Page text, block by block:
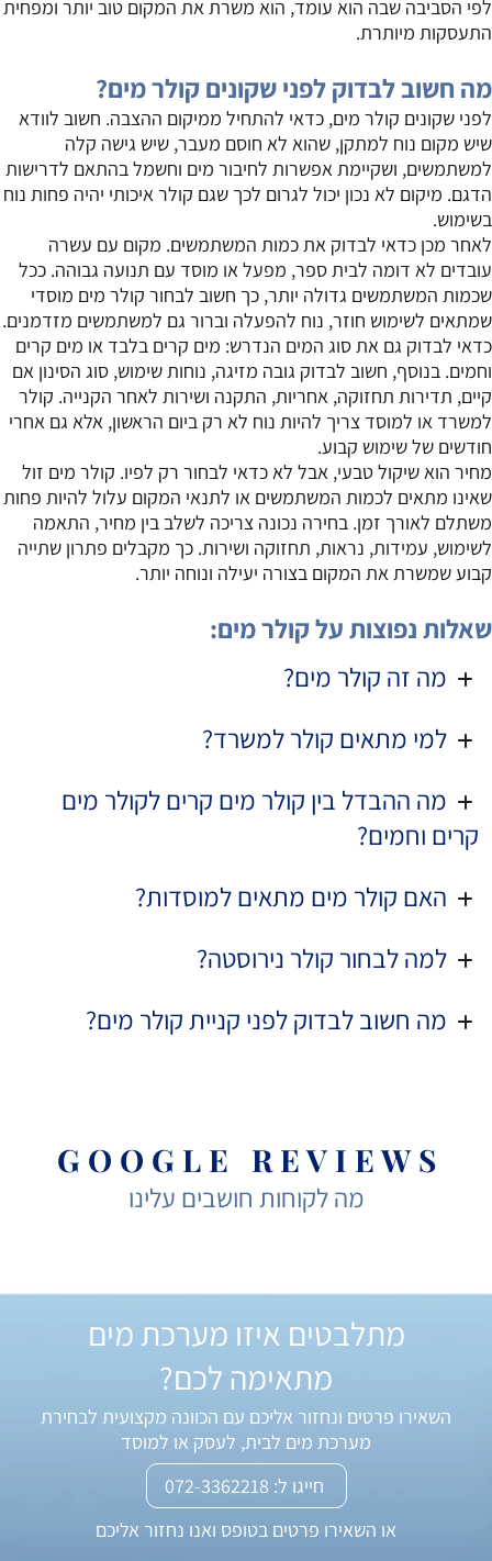
לפי הסביבה שבה הוא עומד, הוא משרת את המקום טוב יותר ומפחית
התעסקות מיותרת.
מה חשוב לבדוק לפני שקונים קולר מים?
לפני שקונים קולר מים, כדאי להתחיל ממיקום ההצבה. חשוב לוודא
שיש מקום נוח למתקן, שהוא לא חוסם מעבר, שיש גישה קלה
למשתמשים, ושקיימת אפשרות לחיבור מים וחשמל בהתאם לדרישות
הדגם. מיקום לא נכון יכול לגרום לכך שגם קולר איכותי יהיה פחות נוח
בשימוש.
לאחר מכן כדאי לבדוק את כמות המשתמשים. מקום עם עשרה
עובדים לא דומה לבית ספר, מפעל או מוסד עם תנועה גבוהה. ככל
שכמות המשתמשים גדולה יותר, כך חשוב לבחור קולר מים מוסדי
שמתאים לשימוש חוזר, נוח להפעלה וברור גם למשתמשים מזדמנים.
כדאי לבדוק גם את סוג המים הנדרש: מים קרים בלבד או מים קרים
וחמים. בנוסף, חשוב לבדוק גובה מזיגה, נוחות שימוש, סוג הסינון אם
קיים, תדירות תחזוקה, אחריות, התקנה ושירות לאחר הקנייה. קולר
למשרד או למוסד צריך להיות נוח לא רק ביום הראשון, אלא גם אחרי
חודשים של שימוש קבוע.
מחיר הוא שיקול טבעי, אבל לא כדאי לבחור רק לפיו. קולר מים זול
שאינו מתאים לכמות המשתמשים או לתנאי המקום עלול להיות פחות
משתלם לאורך זמן. בחירה נכונה צריכה לשלב בין מחיר, התאמה
לשימוש, עמידות, נראות, תחזוקה ושירות. כך מקבלים פתרון שתייה
קבוע שמשרת את המקום בצורה יעילה ונוחה יותר.
שאלות נפוצות על קולר מים:
מה זה קולר מים?
למי מתאים קולר למשרד?
מה ההבדל בין קולר מים קרים לקולר מים
קרים וחמים?
האם קולר מים מתאים למוסדות?
למה לבחור קולר נירוסטה?
מה חשוב לבדוק לפני קניית קולר מים?
G O O G L E R E V I E W S
מה לקוחות חושבים עלינו
מתלבטים איזו מערכת מים
מתאימה לכם?
השאירו פרטים ונחזור אליכם עם הכוונה מקצועית לבחירת
מערכת מים לבית, לעסק או למוסד
חייגו ל: 072-3362218
או השאירו פרטים בטופס ואנו נחזור אליכם